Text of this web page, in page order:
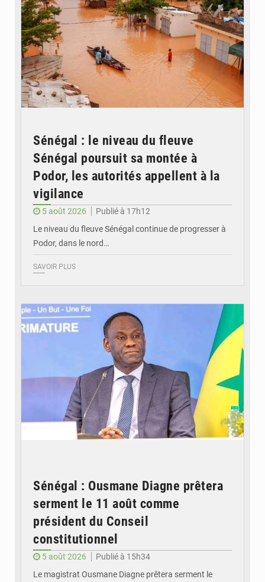
Sénégal : le niveau du fleuve
Sénégal poursuit sa montée à
Podor, les autorités appellent à la
vigilance
5 août 2026
Publié à 17h12
Le niveau du fleuve Sénégal continue de progresser à
Podor, dans le nord…
SAVOIR PLUS
Sénégal : Ousmane Diagne prêtera
serment le 11 août comme
président du Conseil
constitutionnel
5 août 2026
Publié à 15h34
Le magistrat Ousmane Diagne prêtera serment le